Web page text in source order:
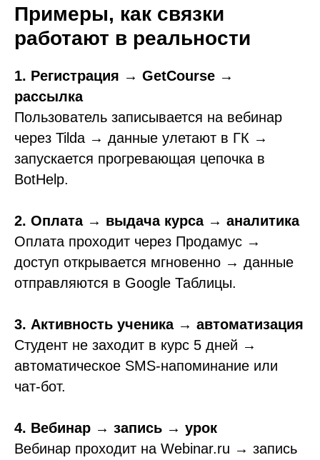
Примеры, как связки
работают в реальности
1. Регистрация → GetCourse →
рассылка
Пользователь записывается на вебинар
через Tilda → данные улетают в ГК →
запускается прогревающая цепочка в
BotHelp.
2. Оплата → выдача курса → аналитика
Оплата проходит через Продамус →
доступ открывается мгновенно → данные
отправляются в Google Таблицы.
3. Активность ученика → автоматизация
Студент не заходит в курс 5 дней →
автоматическое SMS-напоминание или
чат-бот.
4. Вебинар → запись → урок
Вебинар проходит на Webinar.ru → запись